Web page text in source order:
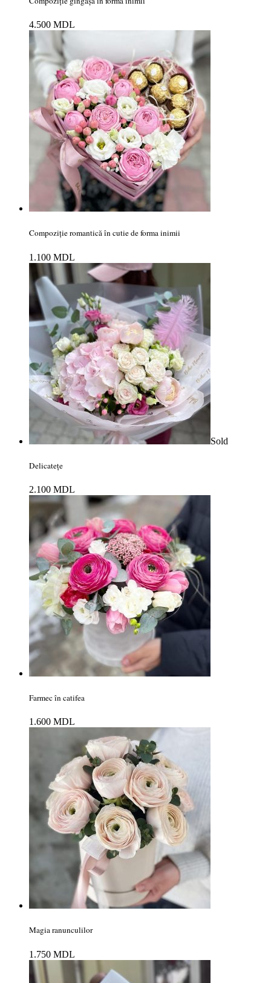
4.500 MDL
Compoziție romantică în cutie de forma inimii
1.100 MDL
Sold
Delicatețe
2.100 MDL
Farmec în catifea
1.600 MDL
Magia ranunculilor
1.750 MDL